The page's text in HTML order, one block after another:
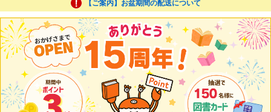
【ご案内】お盆期間の配送について